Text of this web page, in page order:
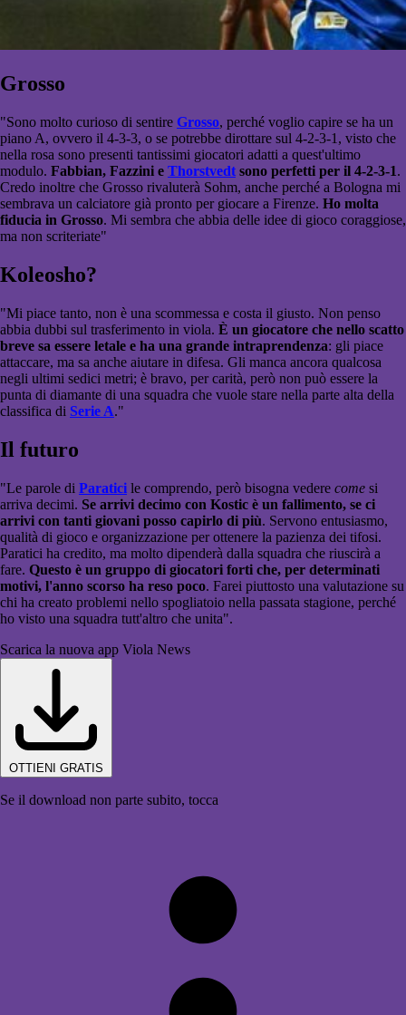
Grosso
"Sono molto curioso di sentire Grosso, perché voglio capire se ha un
piano A, ovvero il 4-3-3, o se potrebbe dirottare sul 4-2-3-1, visto che
nella rosa sono presenti tantissimi giocatori adatti a quest'ultimo
modulo. Fabbian, Fazzini e Thorstvedt sono perfetti per il 4-2-3-1.
Credo inoltre che Grosso rivaluterà Sohm, anche perché a Bologna mi
sembrava un calciatore già pronto per giocare a Firenze. Ho molta
fiducia in Grosso. Mi sembra che abbia delle idee di gioco coraggiose,
ma non scriteriate"
Koleosho?
"Mi piace tanto, non è una scommessa e costa il giusto. Non penso
abbia dubbi sul trasferimento in viola. È un giocatore che nello scatto
breve sa essere letale e ha una grande intraprendenza: gli piace
attaccare, ma sa anche aiutare in difesa. Gli manca ancora qualcosa
negli ultimi sedici metri; è bravo, per carità, però non può essere la
punta di diamante di una squadra che vuole stare nella parte alta della
classifica di Serie A."
Il futuro
"Le parole di Paratici le comprendo, però bisogna vedere come si
arriva decimi. Se arrivi decimo con Kostic è un fallimento, se ci
arrivi con tanti giovani posso capirlo di più. Servono entusiasmo,
qualità di gioco e organizzazione per ottenere la pazienza dei tifosi.
Paratici ha credito, ma molto dipenderà dalla squadra che riuscirà a
fare. Questo è un gruppo di giocatori forti che, per determinati
motivi, l'anno scorso ha reso poco. Farei piuttosto una valutazione su
chi ha creato problemi nello spogliatoio nella passata stagione, perché
ho visto una squadra tutt'altro che unita".
Scarica la nuova app Viola News
OTTIENI GRATIS
Se il download non parte subito, tocca